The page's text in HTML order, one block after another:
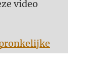
video